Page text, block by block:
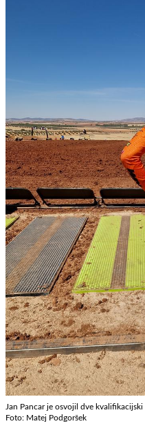
Jan Pancar je osvojil dve kvalifikacijski
Foto: Matej Podgoršek